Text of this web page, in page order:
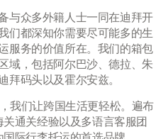
与众多外籍人士一同在迪拜开
们都深知你需要尽可能多的生
服务的价值所在。我们的箱包
域，包括阿尔巴沙、德拉、朱
拜码头以及霍尔安兹。
我们让跨国生活更轻松。遍布
通关经验以及多语言客服团